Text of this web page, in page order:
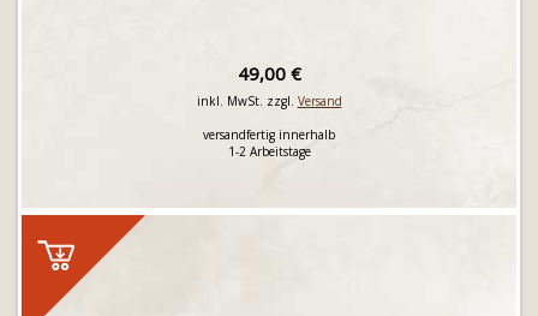
49,00 €
inkl. MwSt. zzgl. Versand
versandfertig innerhalb
1-2 Arbeitstage